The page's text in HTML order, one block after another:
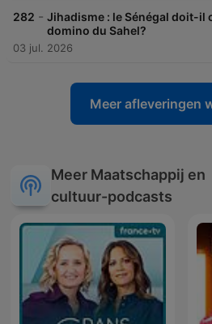
282 - Jihadisme : le Sénégal doit-il
domino du Sahel?
03 jul. 2026
Meer afleveringen
Meer Maatschappij en
cultuur-podcasts